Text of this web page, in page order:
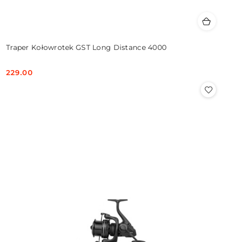
Traper Kołowrotek GST Long Distance 4000
Cena:
229.00